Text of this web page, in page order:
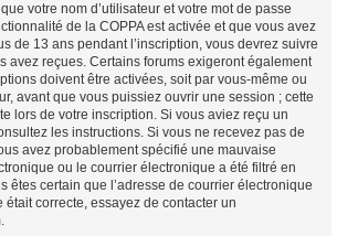
votre nom d’utilisateur et votre mot de passe
de la COPPA est activée et que vous avez
de 13 ans pendant l’inscription, vous devrez suivre
avez reçues. Certains forums exigeront également
doivent être activées, soit par vous-même ou
avant que vous puissiez ouvrir une session ; cette
lors de votre inscription. Si vous aviez reçu un
les instructions. Si vous ne recevez pas de
avez probablement spécifié une mauvaise
ou le courrier électronique a été filtré en
êtes certain que l’adresse de courrier électronique
correcte, essayez de contacter un